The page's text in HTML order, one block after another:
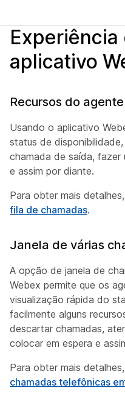
aplicativo
Recursos do agente
Usando o aplicativo
status de
chamada de saída, fazer
e assim por diante.
Para obter mais
fila de chamadas.
Janela de várias
A opção de janela de
Webex permite que os
visualização rápida do
facilmente alguns
descartar chamadas,
colocar em espera e
Para obter mais
chamadas telefônicas